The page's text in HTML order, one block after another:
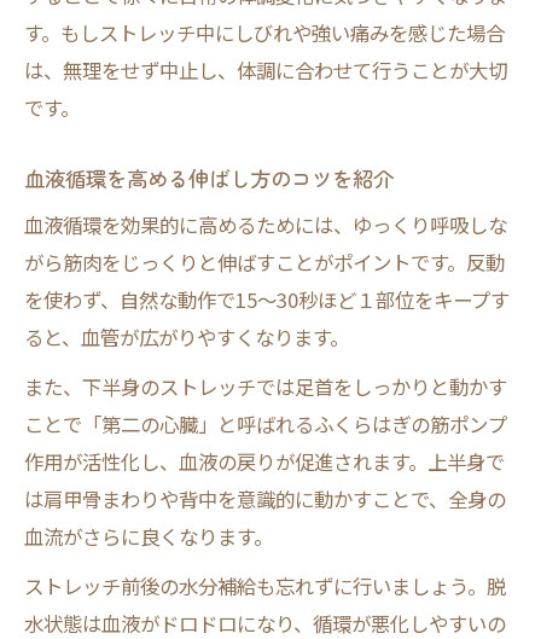
す。もしストレッチ中にしびれや強い痛みを感じた場合
は、無理をせず中止し、体調に合わせて行うことが大切
です。
血液循環を高める伸ばし方のコツを紹介
血液循環を効果的に高めるためには、ゆっくり呼吸しな
がら筋肉をじっくりと伸ばすことがポイントです。反動
を使わず、自然な動作で15～30秒ほど１部位をキープす
ると、血管が広がりやすくなります。
また、下半身のストレッチでは足首をしっかりと動かす
ことで「第二の心臓」と呼ばれるふくらはぎの筋ポンプ
作用が活性化し、血液の戻りが促進されます。上半身で
は肩甲骨まわりや背中を意識的に動かすことで、全身の
血流がさらに良くなります。
ストレッチ前後の水分補給も忘れずに行いましょう。脱
水状態は血液がドロドロになり、循環が悪化しやすいの